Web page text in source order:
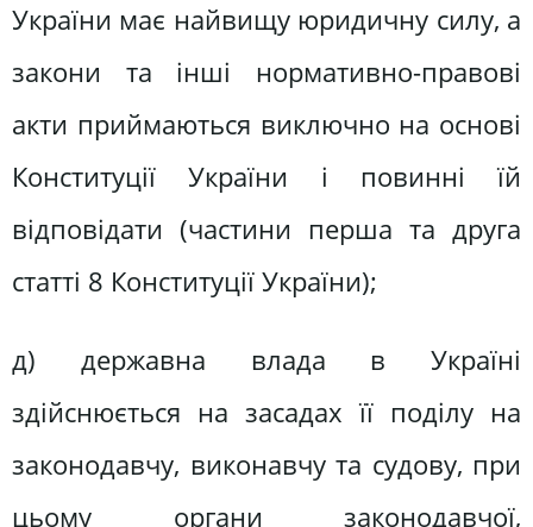
України має найвищу юридичну силу, а
закони та інші нормативно-правові
акти приймаються виключно на основі
Конституції України і повинні їй
відповідати (частини перша та друга
статті 8 Конституції України);
д) державна влада в Україні
здійснюється на засадах її поділу на
законодавчу, виконавчу та судову, при
цьому органи законодавчої,